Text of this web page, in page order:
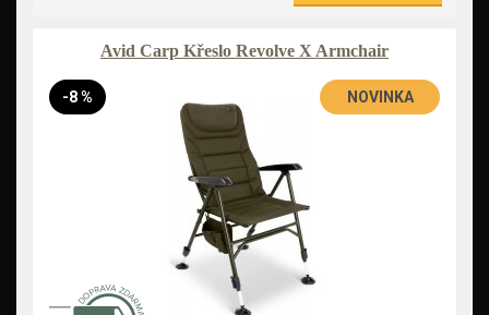
Avid Carp Křeslo Revolve X Armchair
-8 % NOVINKA